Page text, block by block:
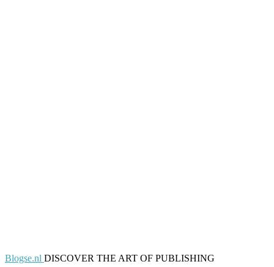
Blogse.nl DISCOVER THE ART OF PUBLISHING